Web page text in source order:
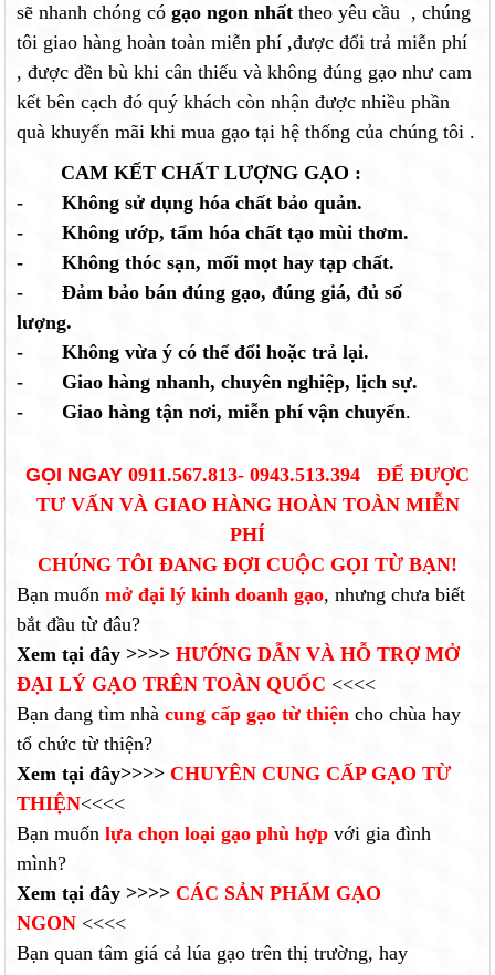
sẽ nhanh chóng cógạo ngon nhất theo yêu cầu , chúng
tôi giao hàng hoàn toàn miễn phí ,được đổi trả miễn phí
, được đền bù khi cân thiếu và không đúng gạo như cam
kết bên cạch đó quý khách còn nhận được nhiều phần
quà khuyến mãi khi mua gạo tại hệ thống của chúng tôi .
CAM KẾT CHẤT LƯỢNG GẠO :
- Không sử dụng hóa chất bảo quản.
- Không ướp, tẩm hóa chất tạo mùi thơm.
- Không thóc sạn, mối mọt hay tạp chất.
- Đảm bảo bán đúng gạo, đúng giá, đủ số
lượng.
- Không vừa ý có thể đổi hoặc trả lại.
- Giao hàng nhanh, chuyên nghiệp, lịch sự.
- Giao hàng tận nơi, miễn phí vận chuyển.
GỌI NGAY 0911.567.813- 0943.513.394
ĐỂ ĐƯỢC
TƯ VẤN VÀ GIAO HÀNG HOÀN TOÀN MIỄN
PHÍ
CHÚNG TÔI ĐANG ĐỢI CUỘC GỌI TỪ BẠN!
Bạn muốnmở đại lý kinh doanh gạo, nhưng chưa biết
bắt đầu từ đâu?
Xem tại đây >>>> HƯỚNG DẪN VÀ HỖ TRỢ MỞ
ĐẠI LÝ GẠO TRÊN TOÀN QUỐC <<<<
Bạn đang tìm nhàcung cấp gạo từ thiện cho chùa hay
tổ chức từ thiện?
Xem tại đây>>>> CHUYÊN CUNG CẤP GẠO TỪ
THIỆN<<<<
Bạn muốnlựa chọn loại gạo phù hợp với gia đình
mình?
Xem tại đây >>>> CÁC SẢN PHẨM GẠO
NGON <<<<
Bạn quan tâm giá cả lúa gạo trên thị trường, hay